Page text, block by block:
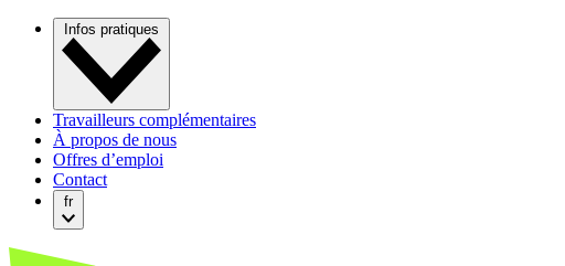
Infos pratiques
Travailleurs complémentaires
À propos de nous
Offres d’emploi
Contact
fr